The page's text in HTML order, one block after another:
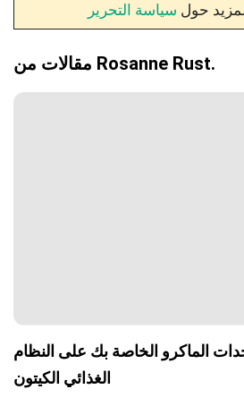
حول سياسة التحرير
مقالات من Rosanne Rust.
الماكرو الخاصة بك على النظام
الغذائي الكيتون